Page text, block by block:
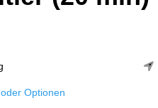
Optionen